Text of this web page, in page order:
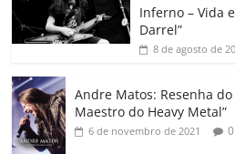
k
Inferno – Vida
Darrel”
8 de agosto de
Andre Matos: Resenha
Maestro do Heavy Metal”
6 de novembro de 2021 0